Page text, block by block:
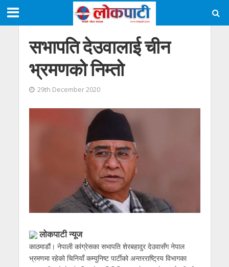
सभापति देउवालाई चीन
भ्रमणको निम्तो
29th December 2020
लोकपाटी न्यूज
काठमाडौं। नेपाली कांग्रेसका सभापति शेरबहादुर देउवासँग नेपाल
भ्रमणमा रहेको चिनियाँ कम्युनिष्ट पार्टीको अन्तरराष्ट्रिय विभागका